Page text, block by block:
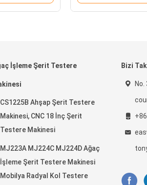
İşleme Şerit Testere
CS1225B Ahşap Şerit Testere
Makinesi, CNC 18 İnç Şerit
Testere Makinesi
MJ223A MJ224C MJ224D Ağaç
İşleme Şerit Testere Makinesi
Mobilya Radyal Kol Testere
Bizi
No.